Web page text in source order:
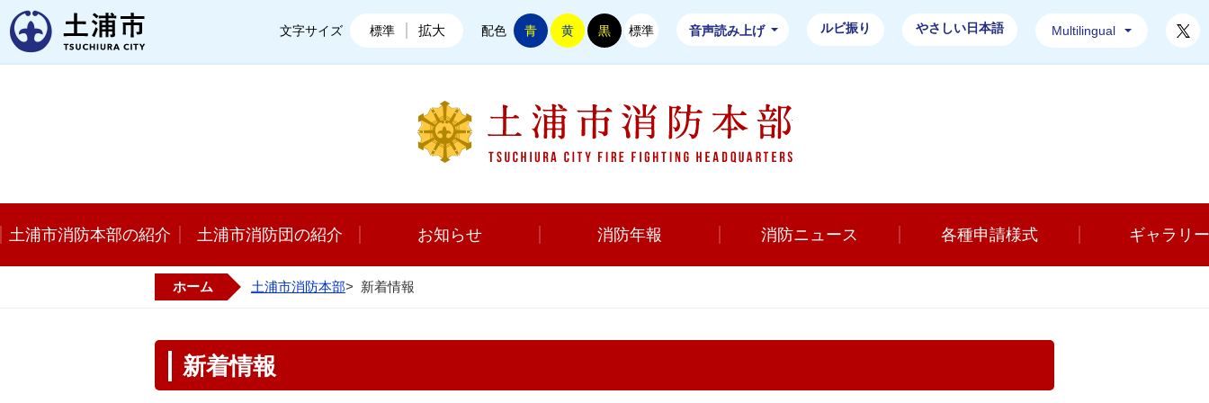
文字サイズ 標準 拡大 配色 青 黄 黒 標準 音声読み上げ ルビ振り やさしい日本語 Multilingual
土浦市消防本部の紹介 土浦市消防団の紹介 お知らせ 消防年報 消防ニュース 各種申請様式 ギャラリー
ホーム 土浦市消防本部> 新着情報
新着情報